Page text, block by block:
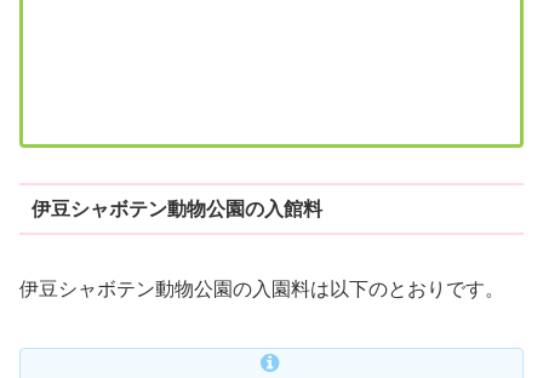
伊豆シャボテン動物公園の入館料
伊豆シャボテン動物公園の入園料は以下のとおりです。